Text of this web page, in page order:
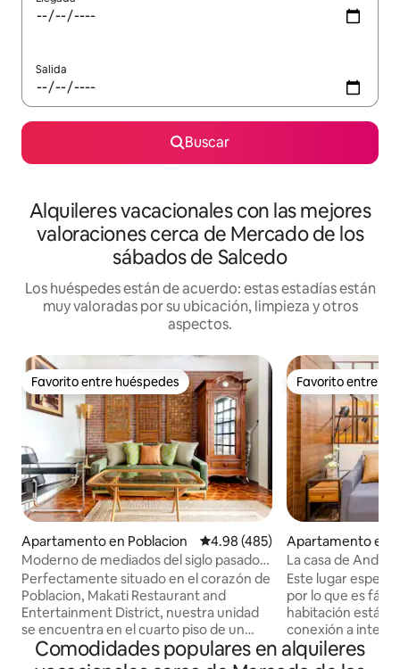
Salida
Buscar
Alquileres vacacionales con las mejores
valoraciones cerca de Mercado de los
sábados de Salcedo
Los huéspedes están de acuerdo: estas estadías están
muy valoradas por su ubicación, limpieza y otros
aspectos.
Favorito entre huéspedes
Favorito entre huéspedes
Apartamento en Poblacion Calificación promedio: 4.98 de
4.98 (485)
Moderno de mediados del siglo pasado
Zentopia SMEG
Perfectamente situado en el corazón de
Poblacion, Makati Restaurant and
Entertainment District, nuestra unidad
se encuentra en el cuarto piso de un
edificio de apartamentos boutique con
seguridad las 24 horas. Nuestro
Favorito entre
Favorito entre
Apartamento en
io
La casa de Andy
Este lugar
por lo que es fácil
habitación está
conexión a
inteligente
65 pulgadas con
Comodidades populares en alquileres